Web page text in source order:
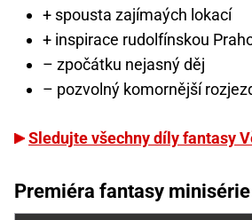
+ spousta zajímaých lokací
+ inspirace rudolfínskou
– zpočátku nejasný děj
– pozvolný komornější
Sledujte všechny díly fantasy
Premiéra fantasy